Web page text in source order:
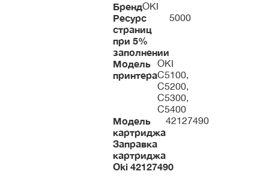
БрендOKI
Ресурс
страниц
при 5%
заполнении
5000
Модель
принтера
OKI
C5100,
C5200,
C5300,
C5400
Модель
картриджа
42127490
Заправка
картриджа
Oki 42127490